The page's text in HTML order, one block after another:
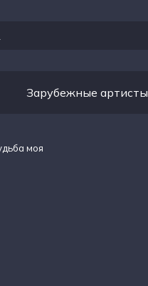
Зарубежные артисты
моя